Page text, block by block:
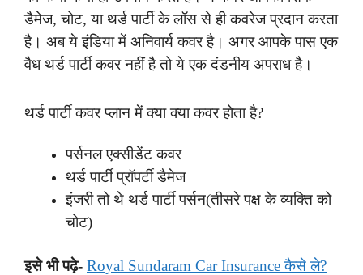
डैमेज, चोट, या थर्ड पार्टी के लॉस से ही कवरेज प्रदान करता
है। अब ये इंडिया में अनिवार्य कवर है। अगर आपके पास एक
वैध थर्ड पार्टी कवर नहीं है तो ये एक दंडनीय अपराध है।
थर्ड पार्टी कवर प्लान में क्या क्या कवर होता है?
पर्सनल एक्सीडेंट कवर
थर्ड पार्टी प्रॉपर्टी डैमेज
इंजरी तो थे थर्ड पार्टी पर्सन(तीसरे पक्ष के व्यक्ति को
चोट)
इसे भी पढ़े- Royal Sundaram Car Insurance कैसे ले?